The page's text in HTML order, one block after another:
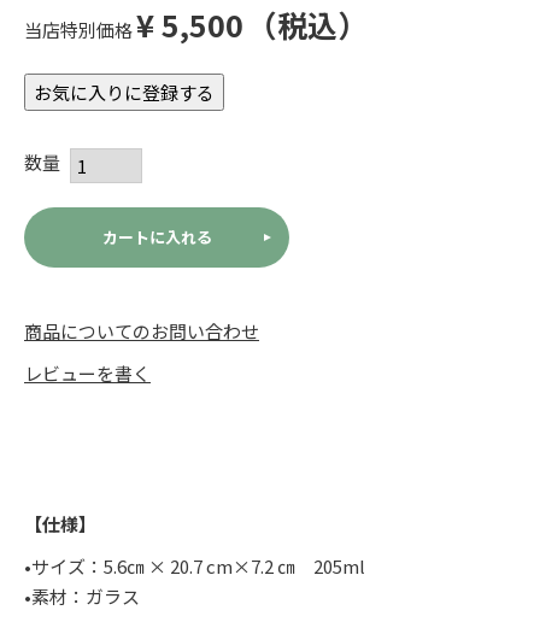
当店特別価格¥5,500 税込
お気に入りに登録する
カートに入れる
商品についてのお問い合わせ
レビューを書く
【仕様】
•サイズ：5.6㎝ × 20.7 cm×7.2 ㎝ 205ml
•素材：ガラス